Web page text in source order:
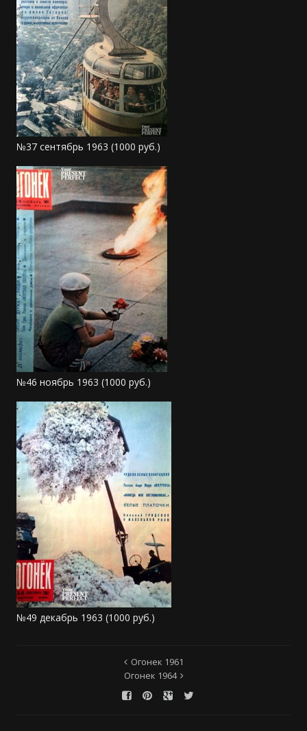
№37 сентябрь 1963 (1000 руб.)
№46 ноябрь 1963 (1000 руб.)
№49 декабрь 1963 (1000 руб.)
Огонек 1961
Огонек 1964